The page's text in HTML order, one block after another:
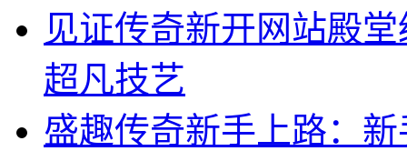
见证传奇新开网站殿
超凡技艺
盛趣传奇新手上路：